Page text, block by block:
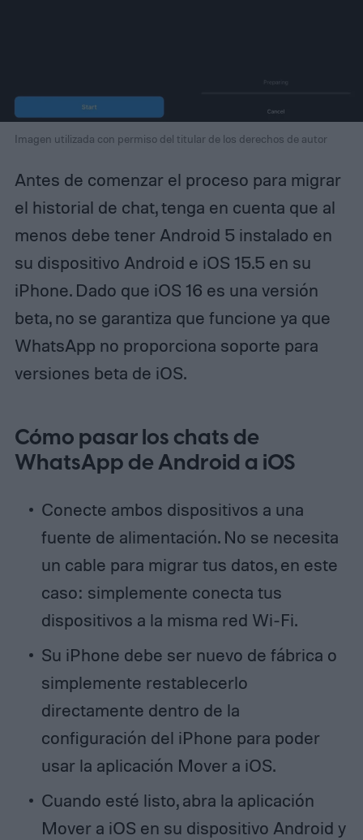
Imagen utilizada con permiso del titular de los derechos de autor
Antes de comenzar el proceso para migrar
el historial de chat, tenga en cuenta que al
menos debe tener Android 5 instalado en
su dispositivo Android e iOS 15.5 en su
iPhone. Dado que iOS 16 es una versión
beta, no se garantiza que funcione ya que
WhatsApp no proporciona soporte para
versiones beta de iOS.
Cómo pasar los chats de
WhatsApp de Android a iOS
Conecte ambos dispositivos a una
fuente de alimentación. No se necesita
un cable para migrar tus datos, en este
caso: simplemente conecta tus
dispositivos a la misma red Wi-Fi.
Su iPhone debe ser nuevo de fábrica o
simplemente restablecerlo
directamente dentro de la
configuración del iPhone para poder
usar la aplicación Mover a iOS.
Cuando esté listo, abra la aplicación
Mover a iOS en su dispositivo Android y